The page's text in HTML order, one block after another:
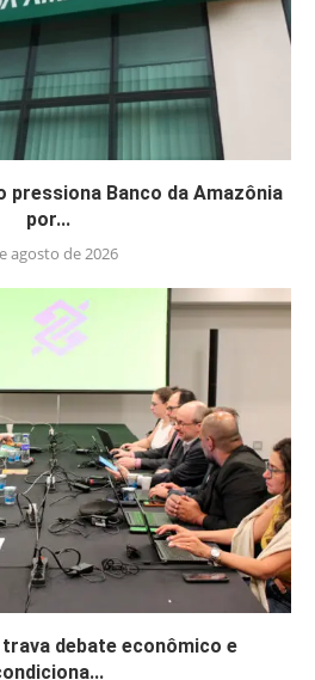
pressiona Banco da Amazônia
por...
agosto de 2026
debate econômico e